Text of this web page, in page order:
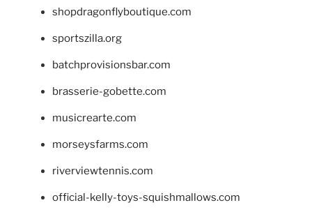
shopdragonflyboutique.com
sportszilla.org
batchprovisionsbar.com
brasserie-gobette.com
musicrearte.com
morseysfarms.com
riverviewtennis.com
official-kelly-toys-squishmallows.com